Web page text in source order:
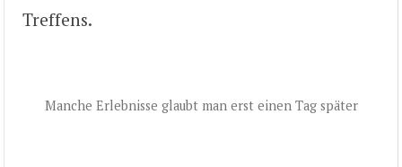
Treffens.
Manche Erlebnisse glaubt man erst einen Tag später